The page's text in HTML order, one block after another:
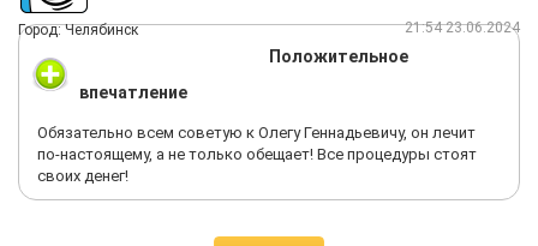
Город: Челябинск 21:54 23.06.2024
Положительное
впечатление
Обязательно всем советую к Олегу Геннадьевичу, он лечит
по-настоящему, а не только обещает! Все процедуры стоят
своих денег!